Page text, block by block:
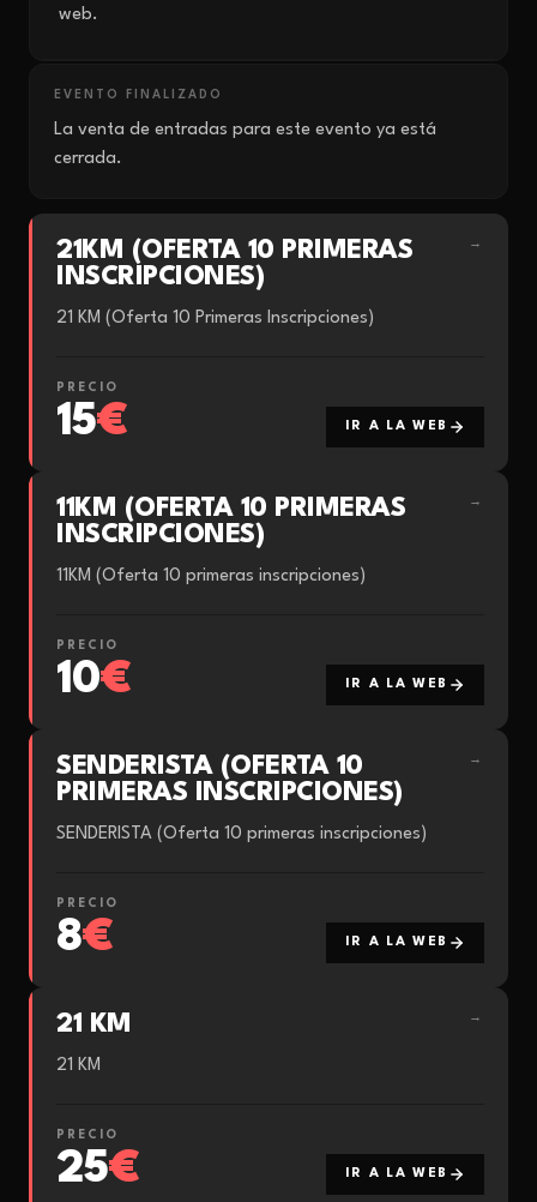
web.
EVENTO FINALIZADO
La venta de entradas para este evento ya está
cerrada.
21KM (OFERTA 10 PRIMERAS
INSCRIPCIONES)
→
21 KM (Oferta 10 Primeras Inscripciones)
PRECIO
15€ IR A LA WEB
11KM (OFERTA 10 PRIMERAS
INSCRIPCIONES)
→
11KM (Oferta 10 primeras inscripciones)
PRECIO
10€ IR A LA WEB
SENDERISTA (OFERTA 10
PRIMERAS INSCRIPCIONES)
→
SENDERISTA (Oferta 10 primeras inscripciones)
PRECIO
8€ IR A LA WEB
21 KM →
21 KM
PRECIO
25€ IR A LA WEB